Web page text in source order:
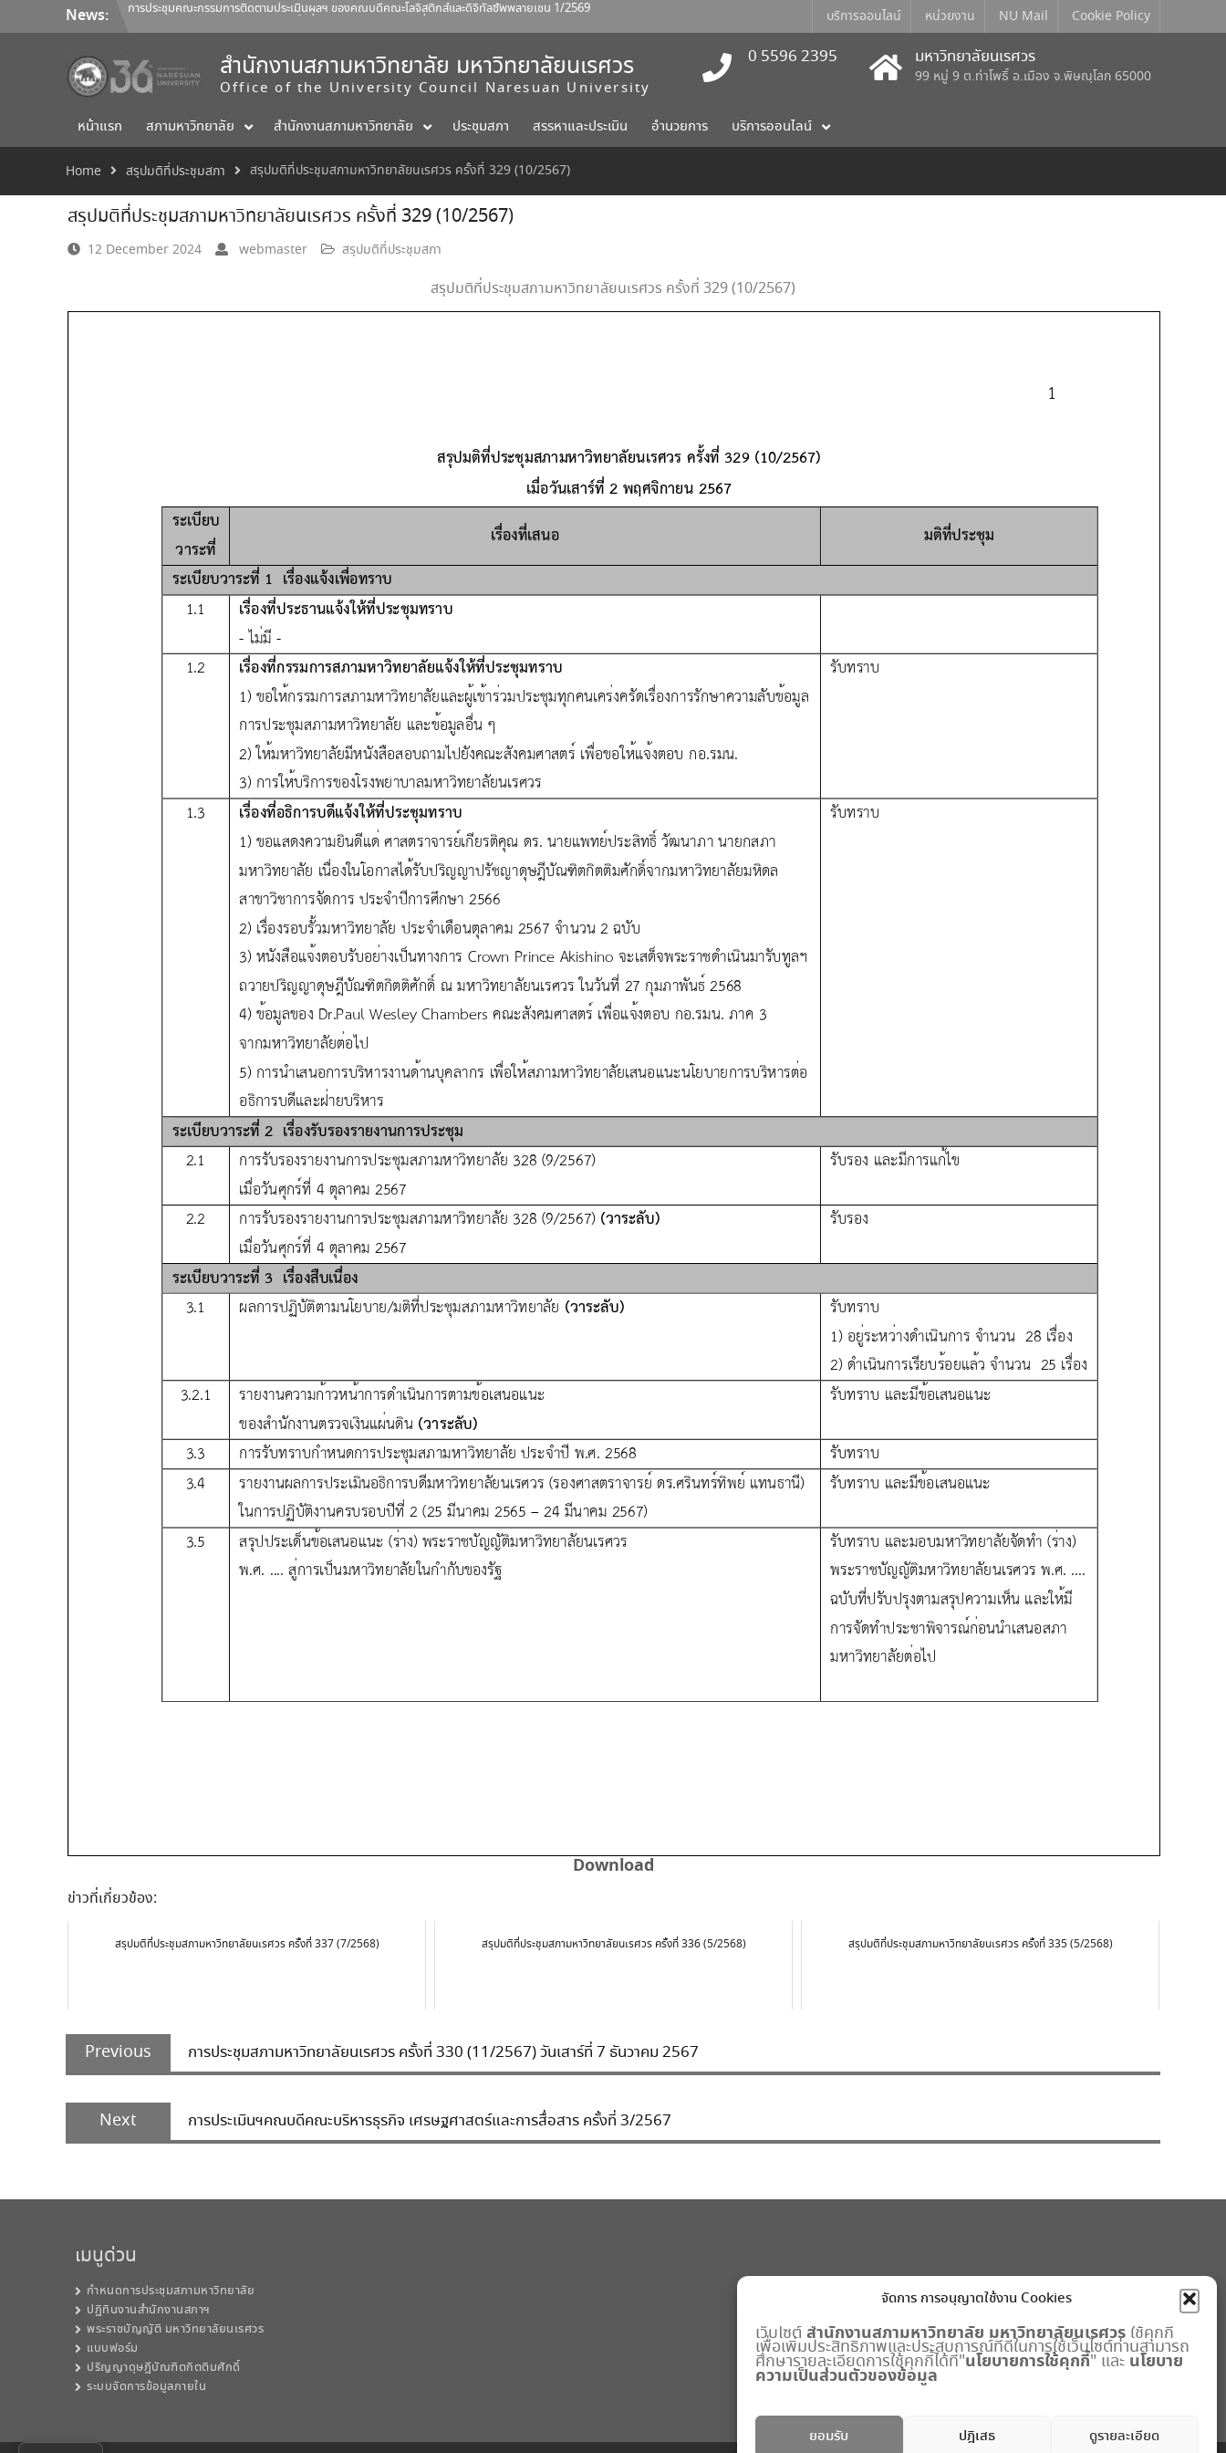
จัดการ การอนุญาตใช้งาน Cookies
เว็บไซต์สำนักงานสภามหาวิทยาลัย มหาวิทยาลัยนเรศวร ใช้คุกกี้
เพื่อเพิ่มประสิทธิภาพและประสบการณ์ที่ดีในการใช้เว็บไซต์ท่านสามารถ
ศึกษารายละเอียดการใช้คุกกี้ได้ที่"นโยบายการใช้คุกกี้" และ นโยบาย
ความเป็นส่วนตัวของข้อมูล
ยอมรับ ปฎิเสธ ดูรายละเอียด
content
News: การประชุมคณะกรรมการติดตามประเมินผลฯ ของคณบดีคณะโลจิสติกส์และดิจิทัลซัพพลายเชน 1/2569
การประชุมคณะกรรมการติดตามประเมินผลฯ ของคณบดีคณะสถาปัตยกรรมศาสตร์ ศิลปะและการ
บริการออนไลน์ หน่วยงาน NU Mail Cookie Policy
สำนักงานสภามหาวิทยาลัย มหาวิทยาลัยนเรศวร
Office of the University Council Naresuan University
0 5596 2395 มหาวิทยาลัยนเรศวร
99 หมู่ 9 ต.ท่าโพธิ์ อ.เมือง จ.พิษณุโลก 65000
หน้าแรก สภามหาวิทยาลัย สำนักงานสภามหาวิทยาลัย ประชุมสภา สรรหาและประเมิน อำนวยการ บริการออนไลน์
Home สรุปมติที่ประชุมสภา สรุปมติที่ประชุมสภามหาวิทยาลัยนเรศวร ครั้งที่ 329 (10/2567)
สรุปมติที่ประชุมสภามหาวิทยาลัยนเรศวร ครั้งที่ 329 (10/2567)
12 December 2024 webmaster สรุปมติที่ประชุมสภา
สรุปมติที่ประชุมสภามหาวิทยาลัยนเรศวร ครั้งที่ 329 (10/2567)
Download
ข่าวที่เกี่ยวข้อง:
สรุปมติที่ประชุมสภามหาวิทยาลัยนเรศวร ครั้งที่ 337 (7/2568) สรุปมติที่ประชุมสภามหาวิทยาลัยนเรศวร ครั้งที่ 336 (5/2568) สรุปมติที่ประชุมสภามหาวิทยาลัยนเรศวร ครั้งที่ 335 (5/2568)
Post
navigation
Previous
Previous
post:
การประชุมสภามหาวิทยาลัยนเรศวร ครั้งที่ 330 (11/2567) วันเสาร์ที่ 7 ธันวาคม 2567
Next
Next
post:
การประเมินฯคณบดีคณะบริหารธุรกิจ เศรษฐศาสตร์และการสื่อสาร ครั้งที่ 3/2567
เมนูด่วน
กำหนดการประชุมสภามหาวิทยาลัย
ปฏิทินงานสำนักงานสภาฯ
พระราชบัญญัติ มหาวิทยาลัยนเรศวร
แบบฟอร์ม
ปริญญาดุษฎีบัณฑิตกิตติมศักดิ์
ระบบจัดการข้อมูลภายใน